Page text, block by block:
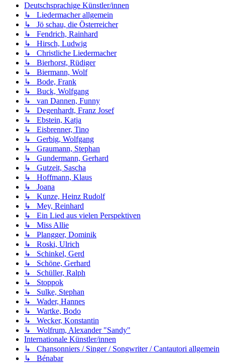
Deutschsprachige Künstler/innen
↳ Liedermacher allgemein
↳ Jö schau, die Österreicher
↳ Fendrich, Rainhard
↳ Hirsch, Ludwig
↳ Christliche Liedermacher
↳ Bierhorst, Rüdiger
↳ Biermann, Wolf
↳ Bode, Frank
↳ Buck, Wolfgang
↳ van Dannen, Funny
↳ Degenhardt, Franz Josef
↳ Ebstein, Katja
↳ Eisbrenner, Tino
↳ Gerbig, Wolfgang
↳ Graumann, Stephan
↳ Gundermann, Gerhard
↳ Gutzeit, Sascha
↳ Hoffmann, Klaus
↳ Joana
↳ Kunze, Heinz Rudolf
↳ Mey, Reinhard
↳ Ein Lied aus vielen Perspektiven
↳ Miss Allie
↳ Plangger, Dominik
↳ Roski, Ulrich
↳ Schinkel, Gerd
↳ Schöne, Gerhard
↳ Schüller, Ralph
↳ Stoppok
↳ Sulke, Stephan
↳ Wader, Hannes
↳ Wartke, Bodo
↳ Wecker, Konstantin
↳ Wolfrum, Alexander "Sandy"
Internationale Künstler/innen
↳ Chansonniers / Singer / Songwriter / Cantautori allgemein
↳ Bénabar